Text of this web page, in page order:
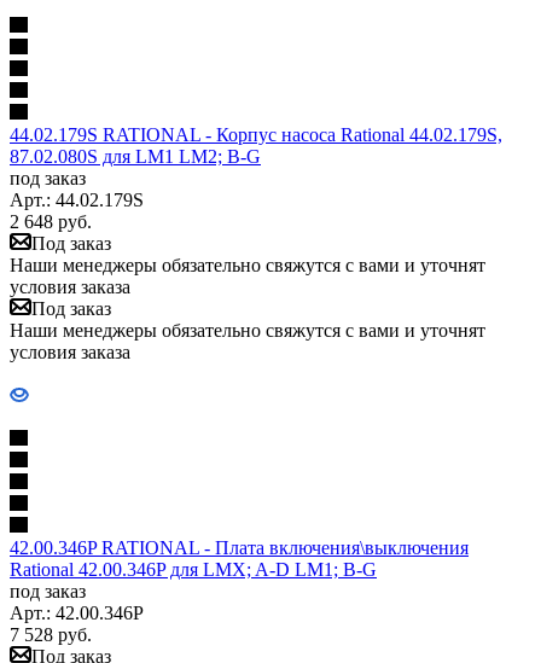
44.02.179S RATIONAL - Корпус насоса Rational 44.02.179S,
87.02.080S для LM1 LM2; B-G
под заказ
Арт.: 44.02.179S
2 648 руб.
Под заказ
Наши менеджеры обязательно свяжутся с вами и уточнят
условия заказа
Под заказ
Наши менеджеры обязательно свяжутся с вами и уточнят
условия заказа
42.00.346P RATIONAL - Плата включения\выключения
Rational 42.00.346P для LMX; A-D LM1; B-G
под заказ
Арт.: 42.00.346P
7 528 руб.
Под заказ